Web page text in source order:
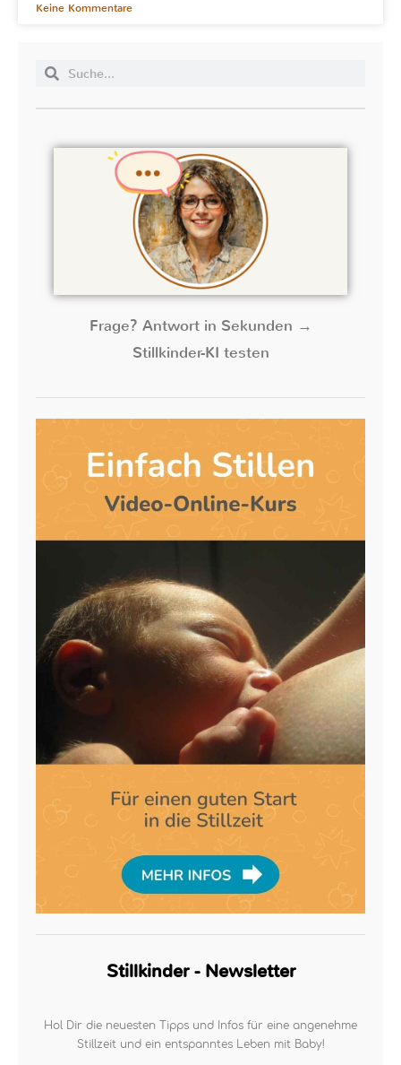
Keine Kommentare
Frage? Antwort in Sekunden →
Stillkinder-KI testen
Stillkinder - Newsletter
Hol Dir die neuesten Tipps und Infos für eine angenehme
Stillzeit und ein entspanntes Leben mit Baby!